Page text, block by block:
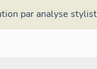
par analyse